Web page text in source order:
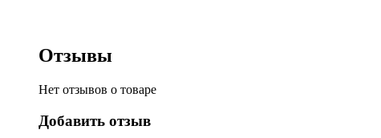
Отзывы
Нет отзывов о товаре
Добавить отзыв